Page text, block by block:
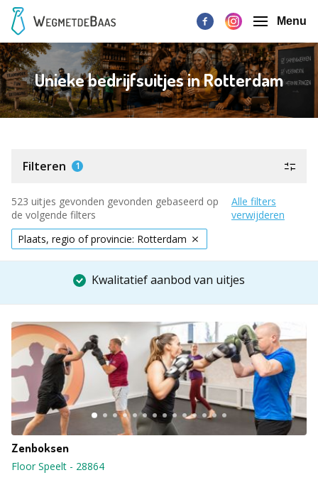
Menu
Unieke bedrijfsuitjes in Rotterdam
Filteren 1
523 uitjes gevonden gevonden gebaseerd op
de volgende filters
Alle filters
verwijderen
Plaats, regio of provincie: Rotterdam
Kwalitatief aanbod van uitjes
Zenboksen
Floor Speelt - 28864